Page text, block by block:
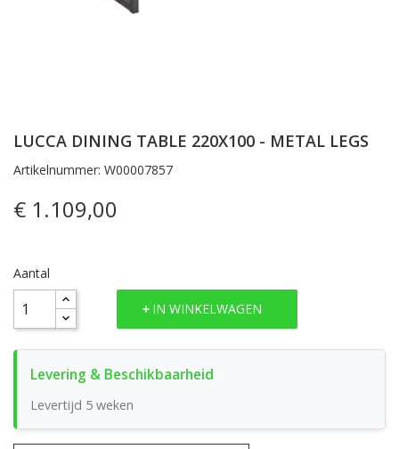
LUCCA DINING TABLE 220X100 - METAL LEGS
Artikelnummer: W00007857
€ 1.109,00
Aantal
IN WINKELWAGEN
Levertijd 5 weken